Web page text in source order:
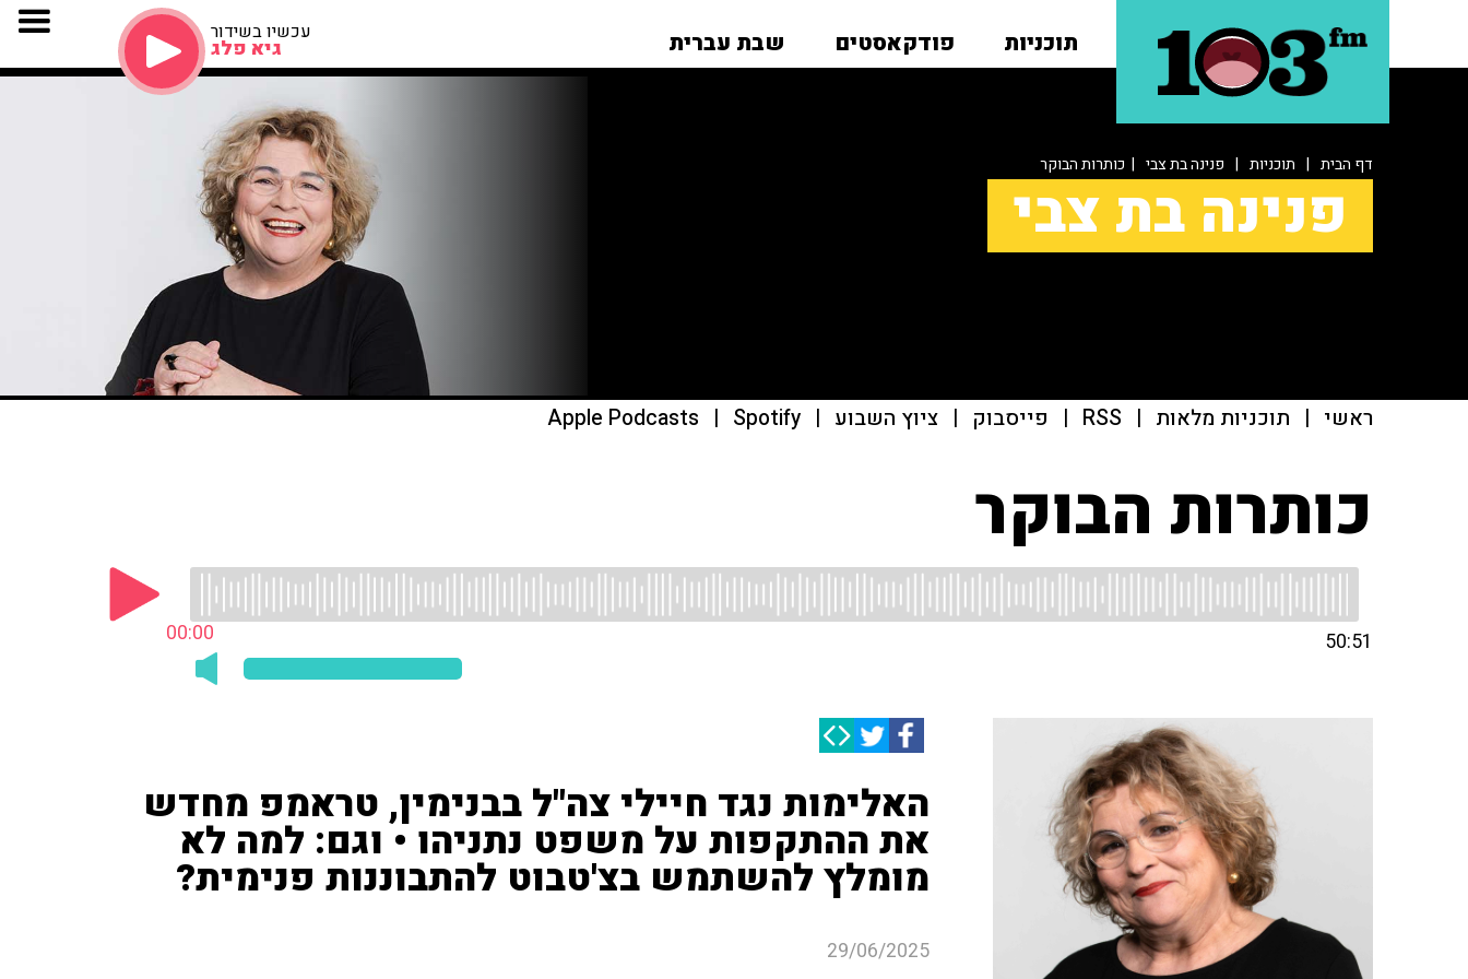
תוכניות פודקאסטים שבת עברית עכשיו בשידור
גיא פלג
דף הבית | תוכניות | פנינה בת צבי | כותרות הבוקר
פנינה בת צבי
ראשי | תוכניות מלאות |
RSS
| פייסבוק | ציוץ השבוע |
Spotify
|
Apple Podcasts
כותרות הבוקר
00:00 50:51
האלימות נגד חיילי צה"ל בבנימין, טראמפ מחדש
את ההתקפות על משפט נתניהו • וגם: למה לא
מומלץ להשתמש בצ'טבוט להתבוננות פנימית?
29/06/2025